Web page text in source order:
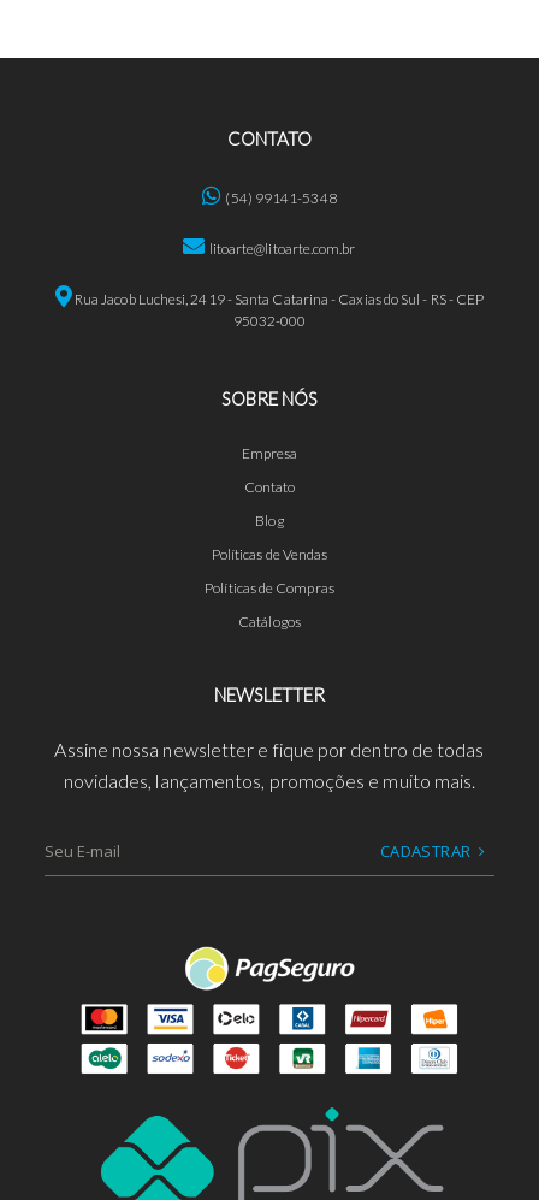
CONTATO
(54) 99141-5348
litoarte@litoarte.com.br
Rua Jacob Luchesi, 2419 - Santa Catarina - Caxias do Sul - RS - CEP
95032-000
SOBRE NÓS
Empresa
Contato
Blog
Políticas de Vendas
Políticas de Compras
Catálogos
NEWSLETTER
Assine nossa newsletter e fique por dentro de todas
novidades, lançamentos, promoções e muito mais.
CADASTRAR